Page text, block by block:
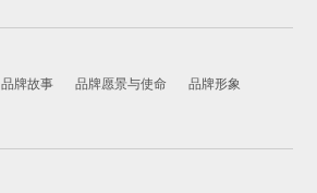
品牌故事 品牌愿景与使命 品牌形象